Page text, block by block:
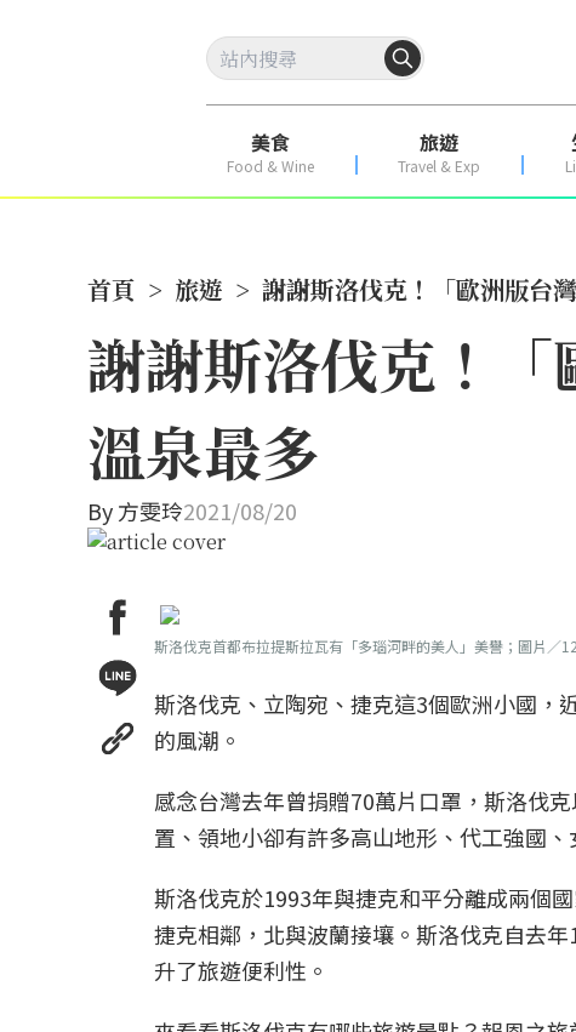
美食
Food & Wine
旅遊
Travel & Exp
首頁 > 旅遊 > 謝謝斯洛伐克！「歐洲版台
謝謝斯洛伐克！「
溫泉最多
By方雯玲2021/08/20
斯洛伐克首都布拉提斯拉瓦有「多瑙河畔的美人」美譽；圖片／
斯洛伐克、立陶宛、捷克這3個歐洲小國，
的風潮。
感念台灣去年曾捐贈70萬片口罩，斯洛伐
置、領地小卻有許多高山地形、代工強國
斯洛伐克於1993年與捷克和平分離成兩個
捷克相鄰，北與波蘭接壤。斯洛伐克自去
升了旅遊便利性。